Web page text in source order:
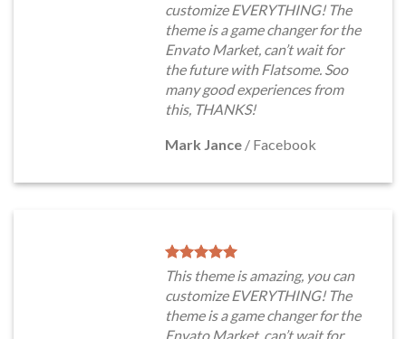
customize EVERYTHING! The
theme is a game changer for the
Envato Market, can’t wait for
the future with Flatsome. Soo
many good experiences from
this, THANKS!
Mark Jance / Facebook
This theme is amazing, you can
customize EVERYTHING! The
theme is a game changer for the
Envato Market, can’t wait for